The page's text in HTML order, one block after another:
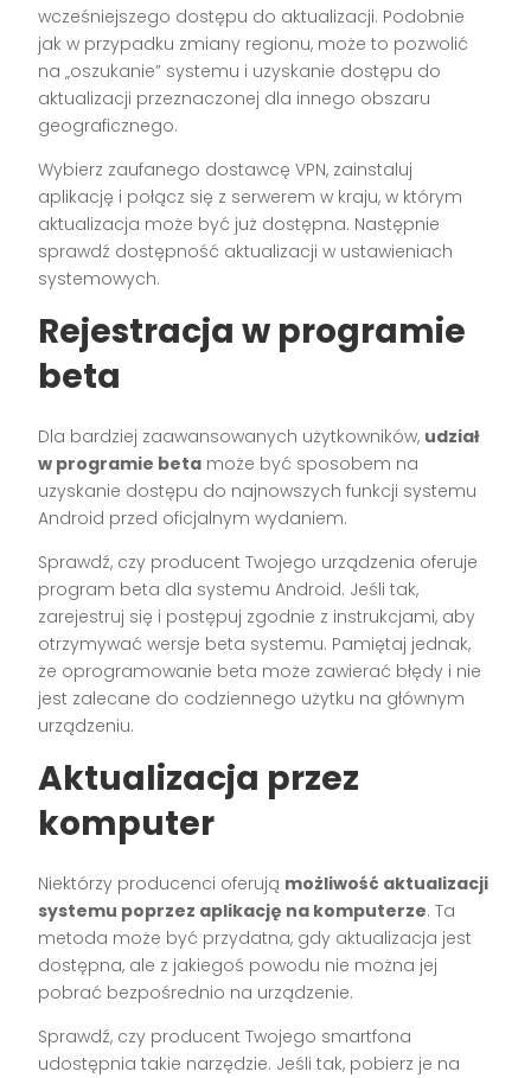
wcześniejszego dostępu do aktualizacji. Podobnie
jak w przypadku zmiany regionu, może to pozwolić
na „oszukanie” systemu i uzyskanie dostępu do
aktualizacji przeznaczonej dla innego obszaru
geograficznego.
Wybierz zaufanego dostawcę VPN, zainstaluj
aplikację i połącz się z serwerem w kraju, w którym
aktualizacja może być już dostępna. Następnie
sprawdź dostępność aktualizacji w ustawieniach
systemowych.
Rejestracja w programie
beta
Dla bardziej zaawansowanych użytkowników, udział
w programie beta może być sposobem na
uzyskanie dostępu do najnowszych funkcji systemu
Android przed oficjalnym wydaniem.
Sprawdź, czy producent Twojego urządzenia oferuje
program beta dla systemu Android. Jeśli tak,
zarejestruj się i postępuj zgodnie z instrukcjami, aby
otrzymywać wersje beta systemu. Pamiętaj jednak,
że oprogramowanie beta może zawierać błędy i nie
jest zalecane do codziennego użytku na głównym
urządzeniu.
Aktualizacja przez
komputer
Niektórzy producenci oferują możliwość aktualizacji
systemu poprzez aplikację na komputerze. Ta
metoda może być przydatna, gdy aktualizacja jest
dostępna, ale z jakiegoś powodu nie można jej
pobrać bezpośrednio na urządzenie.
Sprawdź, czy producent Twojego smartfona
udostępnia takie narzędzie. Jeśli tak, pobierz je na